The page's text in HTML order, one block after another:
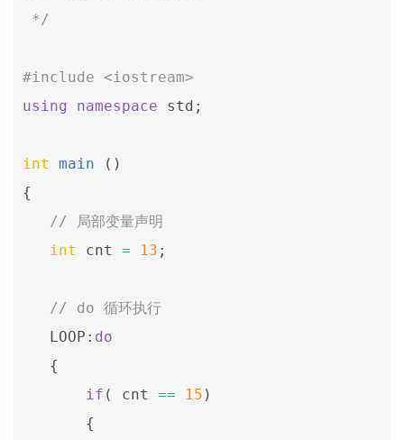
*/
#include <iostream>
using
namespace std ;
int main
()
{
// 局部变量声明
int
cnt = 13 ;
// do 循环执行
LOOP : do
{
if ( cnt == 15 )
{